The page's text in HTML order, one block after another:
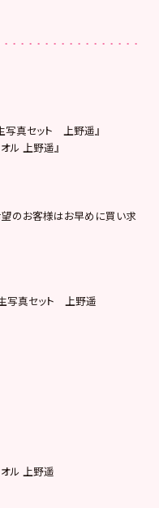
写真セット 上野遥』
ル 上野遥』
のお客様はお早めに買い求
写真セット 上野遥
ル 上野遥